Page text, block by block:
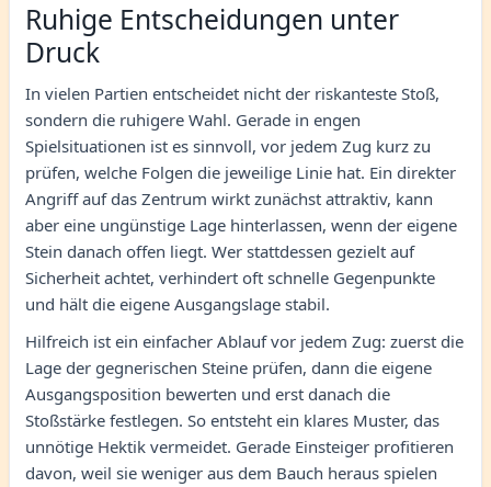
Ruhige Entscheidungen unter
Druck
In vielen Partien entscheidet nicht der riskanteste Stoß,
sondern die ruhigere Wahl. Gerade in engen
Spielsituationen ist es sinnvoll, vor jedem Zug kurz zu
prüfen, welche Folgen die jeweilige Linie hat. Ein direkter
Angriff auf das Zentrum wirkt zunächst attraktiv, kann
aber eine ungünstige Lage hinterlassen, wenn der eigene
Stein danach offen liegt. Wer stattdessen gezielt auf
Sicherheit achtet, verhindert oft schnelle Gegenpunkte
und hält die eigene Ausgangslage stabil.
Hilfreich ist ein einfacher Ablauf vor jedem Zug: zuerst die
Lage der gegnerischen Steine prüfen, dann die eigene
Ausgangsposition bewerten und erst danach die
Stoßstärke festlegen. So entsteht ein klares Muster, das
unnötige Hektik vermeidet. Gerade Einsteiger profitieren
davon, weil sie weniger aus dem Bauch heraus spielen